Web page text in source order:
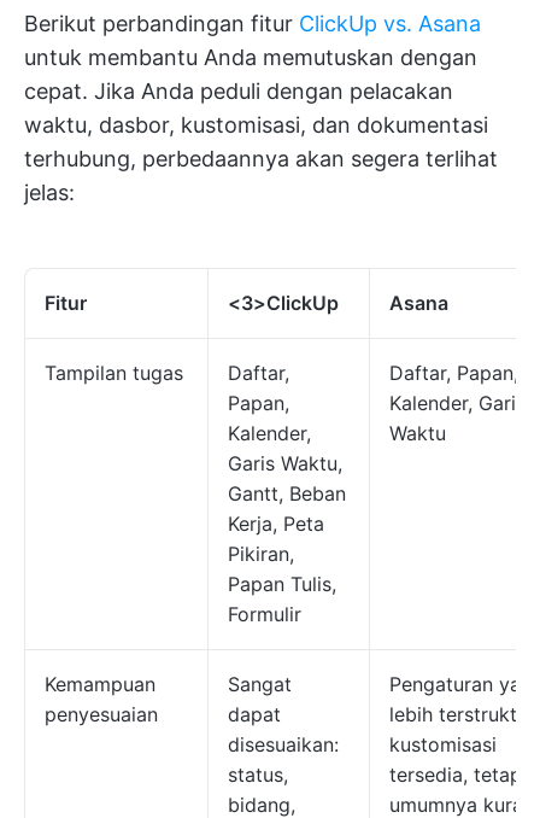
Berikut perbandingan fitur ClickUp vs. Asana
untuk membantu Anda memutuskan dengan
cepat. Jika Anda peduli dengan pelacakan
waktu, dasbor, kustomisasi, dan dokumentasi
terhubung, perbedaannya akan segera terlihat
jelas:
Fitur <3>ClickUp Asana
Tampilan tugas
Daftar,
Papan,
Kalender,
Garis Waktu,
Gantt, Beban
Kerja, Peta
Pikiran,
Papan Tulis,
Formulir
Daftar, Papan,
Kalender, Garis
Waktu
Kemampuan
penyesuaian
Sangat
dapat
disesuaikan:
status,
bidang,
Pengaturan
lebih terstruktur;
kustomisasi
tersedia, tetapi
umumnya